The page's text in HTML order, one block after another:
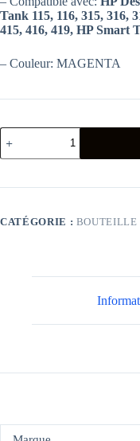
Tank 115, 116, 315, 316,
415, 416, 419, HP Smart
– Couleur: MAGENTA
quantité
de
BOUTEILLE
Adaptable
GT52
-CATÉGORIE : BOUTEILLE